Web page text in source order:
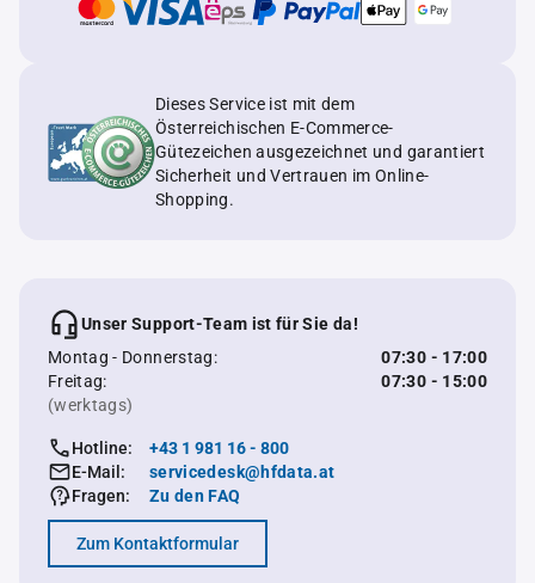
Dieses Service ist mit dem
Österreichischen E-Commerce-
Gütezeichen ausgezeichnet und garantiert
Sicherheit und Vertrauen im Online-
Shopping.
Unser Support-Team ist für Sie da!
Montag - Donnerstag:
07:30 - 17:00
Freitag:
07:30 - 15:00
(werktags)
Hotline:
+43 1 981 16 - 800
E-Mail:
servicedesk@hfdata.at
Fragen:
Zu den FAQ
Zum Kontaktformular